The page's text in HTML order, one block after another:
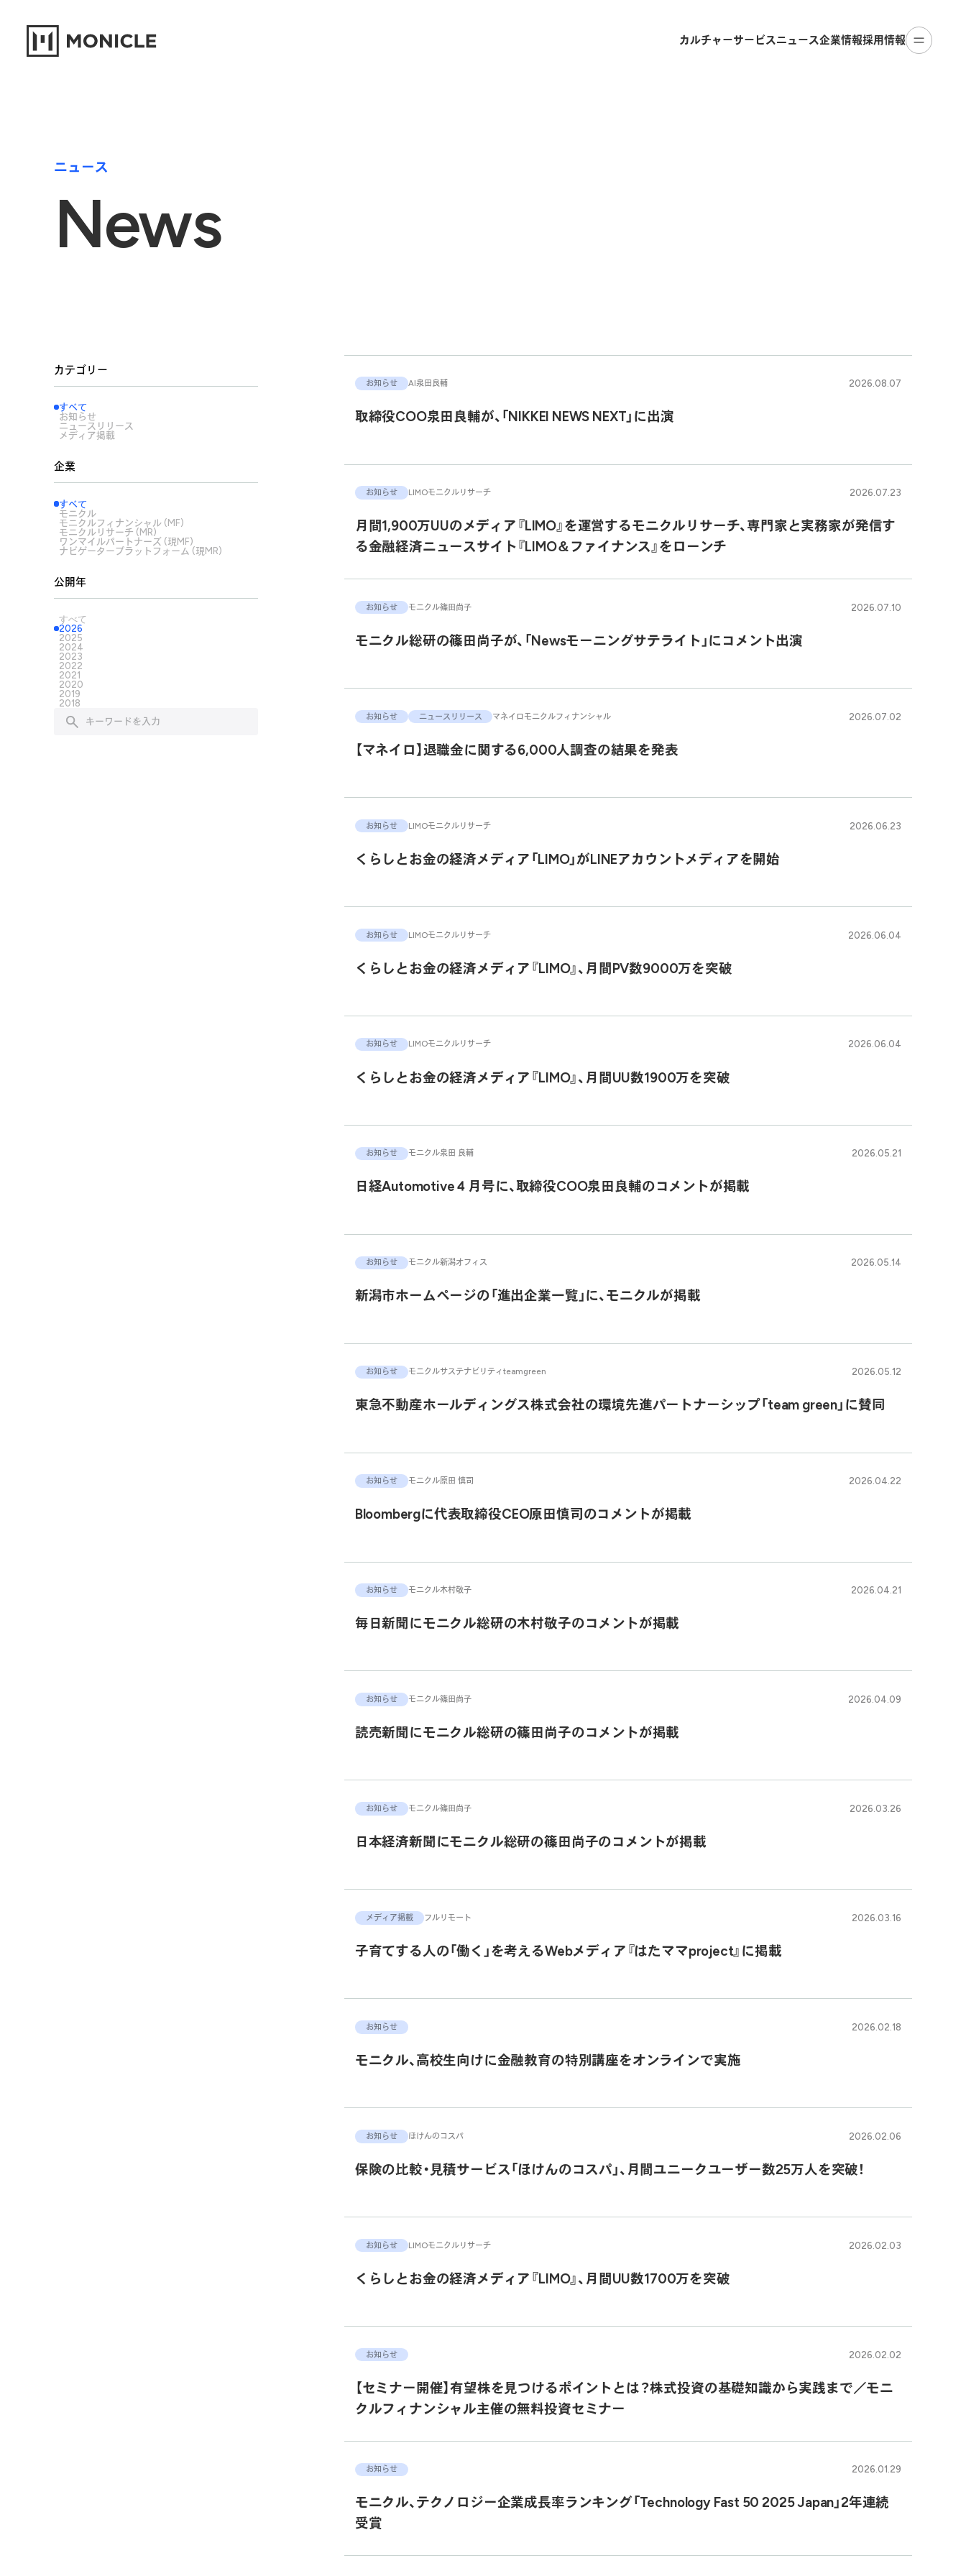
カルチャーサービスニュース企業情報採用情報
ニュース
News
カテゴリー
すべて
お知らせ
ニュースリリース
メディア掲載
企業
すべて
モニクル
モニクルフィナンシャル (MF)
モニクルリサーチ (MR)
ワンマイルパートナーズ (現MF)
ナビゲータープラットフォーム (現MR)
公開年
すべて
2026
2025
2024
2023
2022
2021
2020
2019
2018
お知らせ AI泉田良輔 2026.08.07
取締役COO泉田良輔が、「NIKKEI NEWS NEXT」に出演
お知らせ LIMOモニクルリサーチ 2026.07.23
月間1,900万UUのメディア『LIMO』を運営するモニクルリサーチ、専門家と実務家が発信す
る金融経済ニュースサイト『LIMO＆ファイナンス』をローンチ
お知らせ モニクル篠田尚子 2026.07.10
モニクル総研の篠田尚子が、「Newsモーニングサテライト」にコメント出演
お知らせ ニュースリリース マネイロモニクルフィナンシャル 2026.07.02
【マネイロ】退職金に関する6,000人調査の結果を発表
お知らせ LIMOモニクルリサーチ 2026.06.23
くらしとお金の経済メディア「LIMO」がLINEアカウントメディアを開始
お知らせ LIMOモニクルリサーチ 2026.06.04
くらしとお金の経済メディア『LIMO』、月間PV数9000万を突破
お知らせ LIMOモニクルリサーチ 2026.06.04
くらしとお金の経済メディア『LIMO』、月間UU数1900万を突破
お知らせ モニクル泉田 良輔 2026.05.21
日経Automotive４月号に、取締役COO泉田良輔のコメントが掲載
お知らせ モニクル新潟オフィス 2026.05.14
新潟市ホームページの「進出企業一覧」に、モニクルが掲載
お知らせ モニクルサステナビリティ teamgreen 2026.05.12
東急不動産ホールディングス株式会社の環境先進パートナーシップ「team green」に賛同
お知らせ モニクル原田 慎司 2026.04.22
Bloombergに代表取締役CEO原田慎司のコメントが掲載
お知らせ モニクル木村敬子 2026.04.21
毎日新聞にモニクル総研の木村敬子のコメントが掲載
お知らせ モニクル篠田尚子 2026.04.09
読売新聞にモニクル総研の篠田尚子のコメントが掲載
お知らせ モニクル篠田尚子 2026.03.26
日本経済新聞にモニクル総研の篠田尚子のコメントが掲載
メディア掲載 フルリモート 2026.03.16
子育てする人の「働く」を考えるWebメディア『はたママproject』に掲載
お知らせ 2026.02.18
モニクル、高校生向けに金融教育の特別講座をオンラインで実施
お知らせ ほけんのコスパ 2026.02.06
保険の比較・見積サービス「ほけんのコスパ」、月間ユニークユーザー数25万人を突破！
お知らせ LIMOモニクルリサーチ 2026.02.03
くらしとお金の経済メディア『LIMO』、月間UU数1700万を突破
お知らせ 2026.02.02
【セミナー開催】有望株を見つけるポイントとは？株式投資の基礎知識から実践まで／モニ
クルフィナンシャル主催の無料投資セミナー
お知らせ 2026.01.29
モニクル、テクノロジー企業成長率ランキング「Technology Fast 50 2025 Japan」2年連続
受賞